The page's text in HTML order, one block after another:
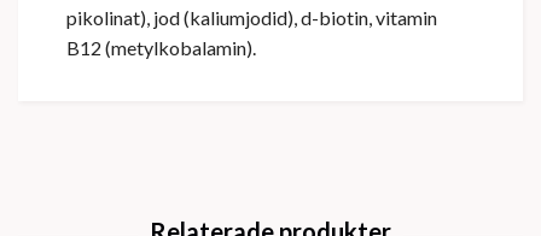
pikolinat), jod (kaliumjodid), d-biotin, vitamin
B12 (metylkobalamin).